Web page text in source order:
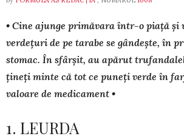
• Cine ajunge primăvara într-o piață și
ver­de­țuri de pe tarabe se gândește, în
stomac. În sfârșit, au apărut
țineți minte că tot ce puneți verde în
valoare de medicament •
1. LEURDA